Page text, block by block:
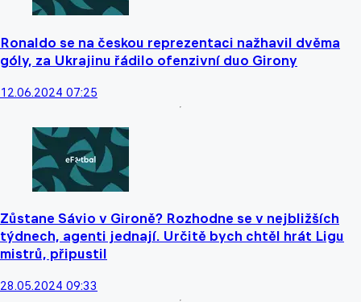
Ronaldo se na českou reprezentaci nažhavil dvěma
góly, za Ukrajinu řádilo ofenzivní duo Girony
12.06.2024 07:25
Zůstane Sávio v Gironě? Rozhodne se v nejbližších
týdnech, agenti jednají. Určitě bych chtěl hrát Ligu
mistrů, připustil
28.05.2024 09:33